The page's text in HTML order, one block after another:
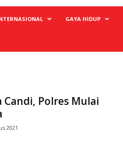
GAYA HIDUP
Polres Mulai
2021